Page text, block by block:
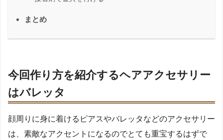
まとめ
今回作り方を紹介するヘアアクセサリー
はバレッタ
顔周りに身に着けるピアスやバレッタなどのアクセサリー
は、素敵なアクセントになるのでとても重宝するはずで